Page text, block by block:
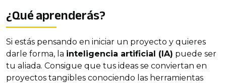
¿Qué aprenderás?
Si estás pensando en iniciar un proyecto y quieres
darle forma, la inteligencia artificial (IA) puede ser
tu aliada. Consigue que tus ideas se conviertan en
proyectos tangibles conociendo las herramientas